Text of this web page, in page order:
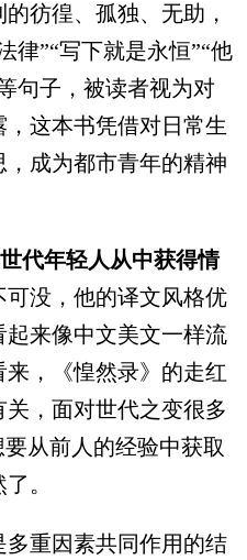
彷徨、孤独、无助，
律”“写下就是永恒”“他
句子，被读者视为对
这本书凭借对日常生
成为都市青年的精神
代年轻人从中获得情
可没，他的译文风格优
来像中文美文一样流
，《惶然录》的走红
，面对世代之变很多
从前人的经验中获取
。
重因素共同作用的结